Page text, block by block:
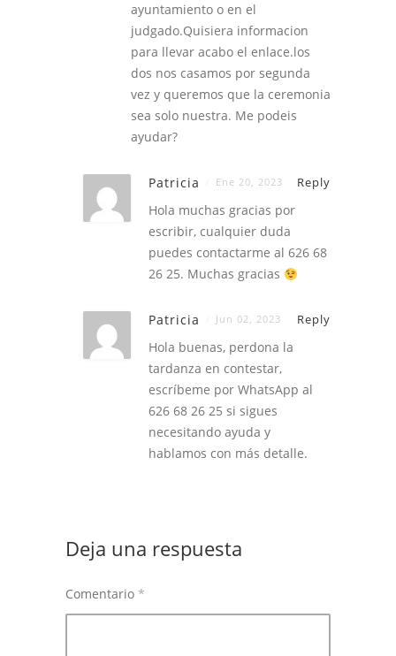
ayuntamiento o en el
judgado.Quisiera informacion
para llevar acabo el enlace.los
dos nos casamos por segunda
vez y queremos que la ceremonia
sea solo nuestra. Me podeis
ayudar?
Patricia Ene 20, 2023 Reply
Hola muchas gracias por
escribir, cualquier duda
puedes contactarme al 626 68
26 25. Muchas gracias
Patricia Jun 02, 2023 Reply
Hola buenas, perdona la
tardanza en contestar,
escríbeme por WhatsApp al
626 68 26 25 si sigues
necesitando ayuda y
hablamos con más detalle.
Deja una respuesta
Comentario *